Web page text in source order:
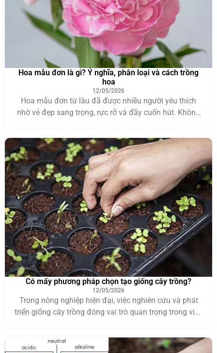
Hoa mẫu đơn là gì? Ý nghĩa, phân loại và cách trồng
hoa
12/05/2026
Hoa mẫu đơn từ lâu đã được nhiều người yêu thích
nhờ vẻ đẹp sang trọng, rực rỡ và đầy cuốn hút. Không
này còn mang ý nghĩa về sự phú quý, may mắn và
hạnh phúc trong cuộc sống. Chính vì vậy, […]
Có mấy phương pháp chọn tạo giống cây trồng?
12/05/2026
Trong nông nghiệp hiện đại, việc nghiên cứu và phát
triển giống cây trồng đóng vai trò quan trọng trong việc
mắc có mấy phương pháp chọn tạo giống cây trồng và